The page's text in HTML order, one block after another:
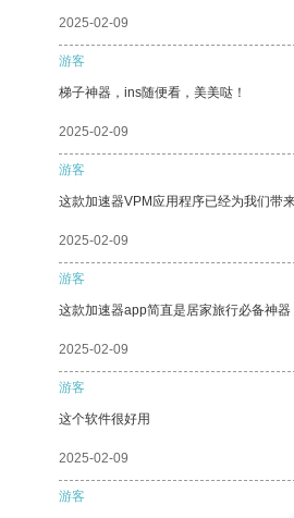
2025-02-09
游客
梯子神器，ins随便看，美美哒！
2025-02-09
游客
这款加速器VPM应用程序已经为我们带
2025-02-09
游客
这款加速器app简直是居家旅行必备神
2025-02-09
游客
这个软件很好用
2025-02-09
游客